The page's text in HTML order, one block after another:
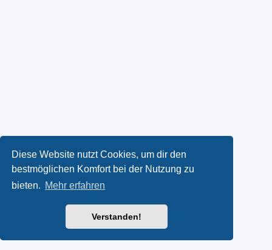
Diese Website nutzt Cookies, um dir den
bestmöglichen Komfort bei der Nutzung zu
bieten. Mehr erfahren
Verstanden!